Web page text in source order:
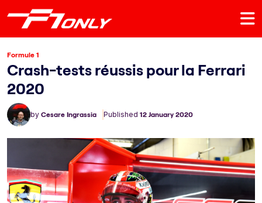
Formule 1
Crash-tests réussis pour la Ferrari
2020
by Cesare Ingrassia Published 12 January 2020